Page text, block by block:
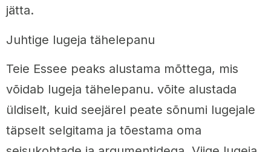
jätta.
Juhtige lugeja tähelepanu
Teie Essee peaks alustama mõttega, mis
võidab lugeja tähelepanu. võite alustada
üldiselt, kuid seejärel peate sõnumi lugejale
täpselt selgitama ja tõestama oma